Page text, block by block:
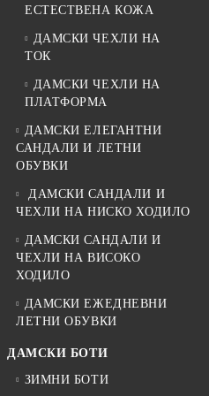
ЕСТЕСТВЕНА КОЖА
ДАМСКИ ЧЕХЛИ НА
ТОК
ДАМСКИ ЧЕХЛИ НА
ПЛАТФОРМА
ДАМСКИ ЕЛЕГАНТНИ
САНДАЛИ И ЛЕТНИ
ОБУВКИ
ДАМСКИ САНДАЛИ И
ЧЕХЛИ НА НИСКО ХОДИЛО
ДАМСКИ САНДАЛИ И
ЧЕХЛИ НА ВИСОКО
ХОДИЛО
ДАМСКИ ЕЖЕДНЕВНИ
ЛЕТНИ ОБУВКИ
ДАМСКИ БОТИ
ЗИМНИ БОТИ